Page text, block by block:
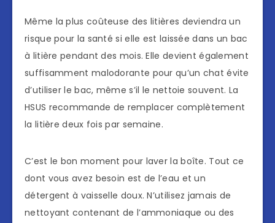
Même la plus coûteuse des litières deviendra un
risque pour la santé si elle est laissée dans un bac
à litière pendant des mois. Elle devient également
suffisamment malodorante pour qu’un chat évite
d’utiliser le bac, même s’il le nettoie souvent. La
HSUS recommande de remplacer complètement
la litière deux fois par semaine.
C’est le bon moment pour laver la boîte. Tout ce
dont vous avez besoin est de l’eau et un
détergent à vaisselle doux. N’utilisez jamais de
nettoyant contenant de l’ammoniaque ou des